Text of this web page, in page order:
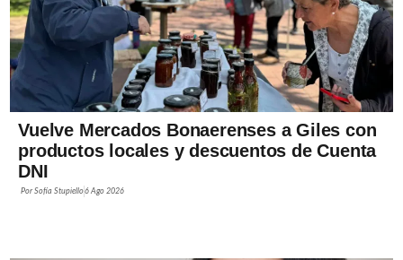
Vuelve Mercados Bonaerenses a Giles con
productos locales y descuentos de Cuenta
DNI
PorSofía Stupiello6 Ago 2026